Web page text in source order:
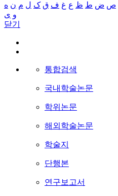
ص ض ط ظ ع غ ف ق ک ل م ن ه
و ی
닫기
통합검색
국내학술논문
학위논문
해외학술논문
학술지
단행본
연구보고서